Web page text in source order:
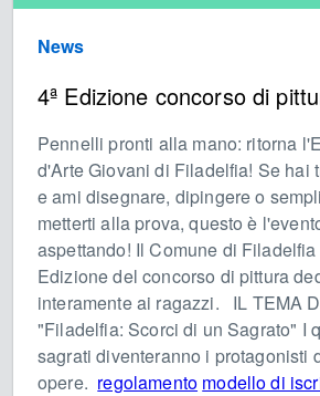
News
4ª Edizione concorso di
Pennelli pronti alla mano: ritorna
d'Arte Giovani di Filadelfia! Se hai
e ami disegnare, dipingere o
metterti alla prova, questo è
aspettando! Il Comune di Filadelfia
Edizione del concorso di pittura
interamente ai ragazzi. IL TEMA
"Filadelfia: Scorci di un Sagrato" I
sagrati diventeranno i protagonisti
opere. regolamento modello di